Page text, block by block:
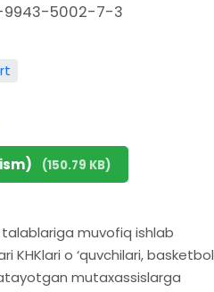
9943-5002-7-3
(150.79 KB)
talablariga muvofiq ishlab
KHKlari o ‘quvchilari, basketbol
mutaxassislarga